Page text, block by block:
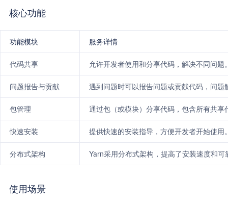
核心功能
功能模块 服务详情
代码共享 允许开发者使用和分享代码，解决不同问题
问题报告与贡献 遇到问题时可以报告问题或贡献代码，问题
包管理 通过包（或模块）分享代码，包含所有共
快速安装 提供快速的安装指导，方便开发者开始使用
分布式架构 Yarn采用分布式架构，提高了安装速度和可
使用场景